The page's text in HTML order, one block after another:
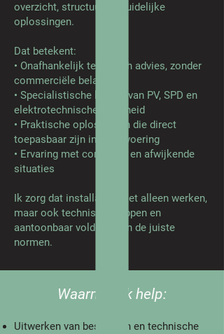
overzicht, structuur en duidelijke
oplossingen.
Dat betekent:
• Onafhankelijk technisch advies, zonder
commerciële belangen
• Specialistische kennis van PV, SPD en
elektrotechnische veiligheid
• Praktische oplossingen die direct
toepasbaar zijn in de uitvoering
• Ervaring met complexe en afwijkende
situaties
Ik zorg dat installaties niet alleen werken,
maar ook technisch kloppen en
aantoonbaar voldoen aan de juiste
normen.
Waarmee ik help:
Uitwerken van bestekken en technische